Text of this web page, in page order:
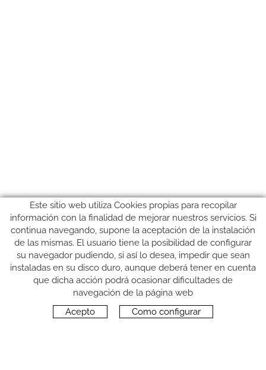
SÍGUENOS
Este sitio web utiliza Cookies propias para recopilar
información con la finalidad de mejorar nuestros servicios. Si
continua navegando, supone la aceptación de la instalación
de las mismas. El usuario tiene la posibilidad de configurar
su navegador pudiendo, si así lo desea, impedir que sean
instaladas en su disco duro, aunque deberá tener en cuenta
que dicha acción podrá ocasionar dificultades de
navegación de la página web
Acepto
Como configurar